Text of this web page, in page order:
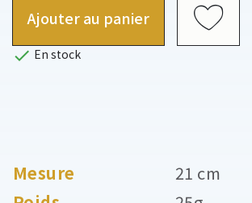
Ajouter au panier
 En stock
Mesure
21 cm